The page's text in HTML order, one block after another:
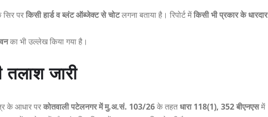
सिर परकिसी हार्ड व ब्लंट ऑब्जेक्ट से चोटलगना बताया है। रिपोर्ट मेंकिसी भी प्रकार के धारदार
का भी उल्लेख किया गया है।
तलाश जारी
के आधार परकोतवाली पटेलनगर में मु.अ.सं. 103/26के तहतधारा 118(1), 352 बीएनएसमें